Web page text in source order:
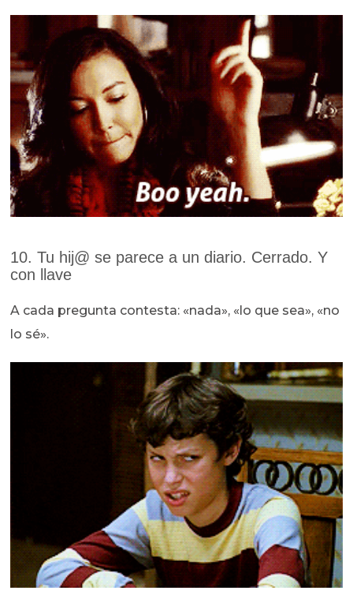
10. Tu hij@ se parece a un diario. Cerrado. Y
con llave
A cada pregunta contesta: «nada», «lo que sea», «no
lo sé».